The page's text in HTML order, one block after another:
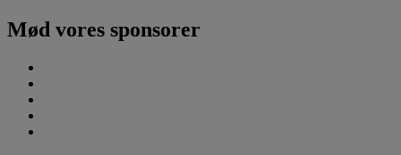
Mød vores sponsorer